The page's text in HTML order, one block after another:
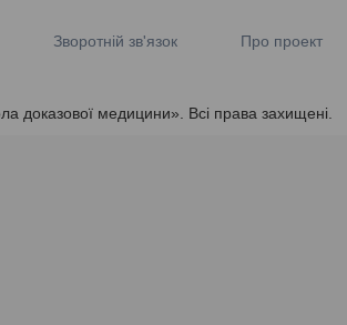
Зворотній зв'язок Про проект
доказової медицини». Всі права захищені.